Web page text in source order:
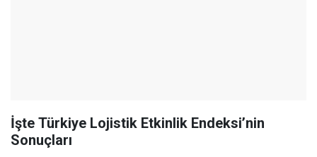
İşte Türkiye Lojistik Etkinlik Endeksi’nin
Sonuçları